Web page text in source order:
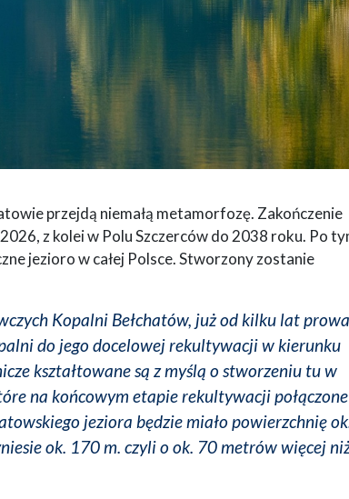
przejdą niemałą metamorfozę. Zakończenie
z kolei w Polu Szczerców do 2038 roku. Po
jezioro w całej Polsce. Stworzony zostanie
Kopalni Bełchatów, już od kilku lat
do jego docelowej rekultywacji w kierunku
kształtowane są z myślą o stworzeniu tu w
na końcowym etapie rekultywacji połączone
jeziora będzie miało powierzchnię
ok. 170 m. czyli o ok. 70 metrów więcej